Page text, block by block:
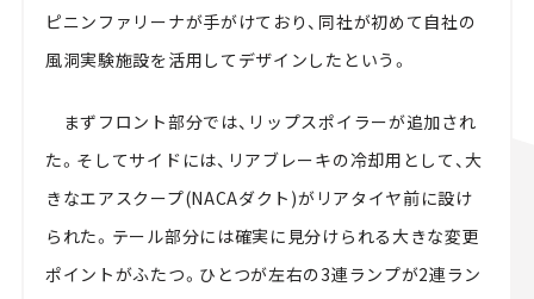
ピニンファリーナが手がけており、同社が初めて自社の
風洞実験施設を活用してデザインしたという。
まずフロント部分では、リップスポイラーが追加され
た。そしてサイドには、リアブレーキの冷却用として、大
きなエアスクープ(NACAダクト)がリアタイヤ前に設け
られた。テール部分には確実に見分けられる大きな変更
ポイントがふたつ。ひとつが左右の3連ランプが2連ラン